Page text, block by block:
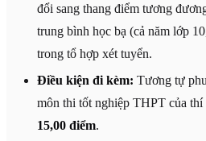
đổi sang thang điểm tương
trung bình học bạ (cả năm lớp
trong tổ hợp xét tuyển.
Điều kiện đi kèm: Tương tự
môn thi tốt nghiệp THPT của thí
15,00 điểm.